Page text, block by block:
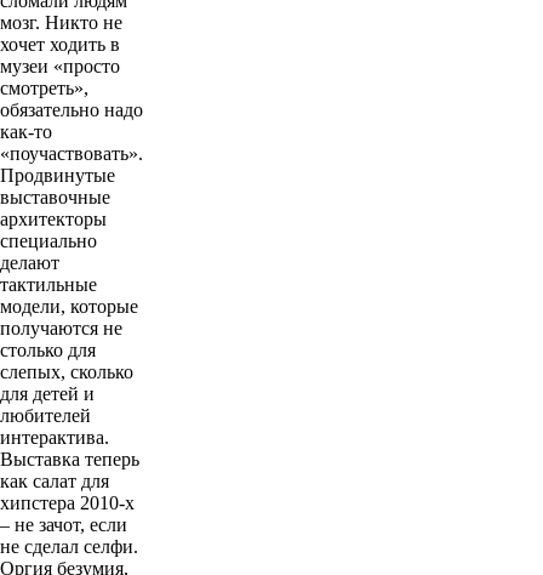
мозг. Никто не
хочет ходить в
музеи «просто
смотреть»,
обязательно надо
как-то
«поучаствовать».
Продвинутые
выставочные
архитекторы
специально
делают
тактильные
модели, которые
получаются не
столько для
слепых, сколько
для детей и
любителей
интерактива.
Выставка теперь
как салат для
хипстера 2010-х
– не зачот, если
не сделал селфи.
Оргия безумия,